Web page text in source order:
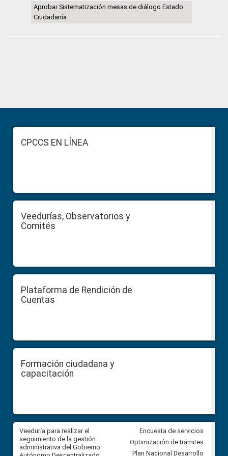
Aprobar Sistematización mesas de diálogo Estado
Ciudadanía
Sidebar
FooterCPCCS EN LÍNEA
Veedurías, Observatorios y
Comités
Plataforma de Rendición de
Cuentas
Formación ciudadana y
capacitación
Veeduría para realizar el
seguimiento de la gestión
administrativa del Gobierno
Veeduría para vigilar los
derivados de la Audiencia
Encuesta de servicios
Optimización de trámites
Plan Nacional Desarrollo